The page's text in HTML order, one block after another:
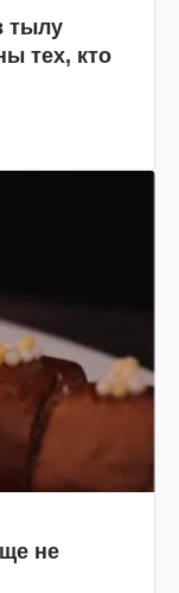
тылу
тех, кто
не